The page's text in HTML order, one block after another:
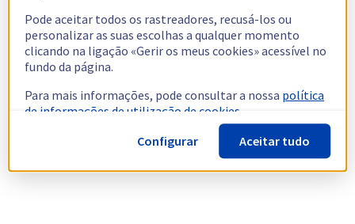
Pode aceitar todos os rastreadores, recusá-los ou
personalizar as suas escolhas a qualquer momento
clicando na ligação «Gerir os meus cookies» acessível no
fundo da página.
Para mais informações, pode consultar a nossa política
de informações de utilização de cookies.
Configurar
Aceitar tudo